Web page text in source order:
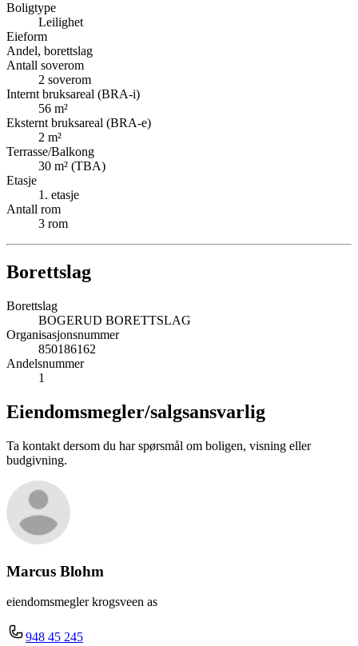
Boligtype
Leilighet
Eieform
Andel, borettslag
Antall soverom
2 soverom
Internt bruksareal (BRA-i)
56 m²
Eksternt bruksareal (BRA-e)
2 m²
Terrasse/Balkong
30 m² (TBA)
Etasje
1 . etasje
Antall rom
3 rom
Borettslag
Borettslag
BOGERUD BORETTSLAG
Organisasjonsnummer
850186162
Andelsnummer
1
Eiendomsmegler/salgsansvarlig
Ta kontakt dersom du har spørsmål om boligen, visning eller
budgivning.
Marcus Blohm
eiendomsmegler krogsveen as
948 45 245